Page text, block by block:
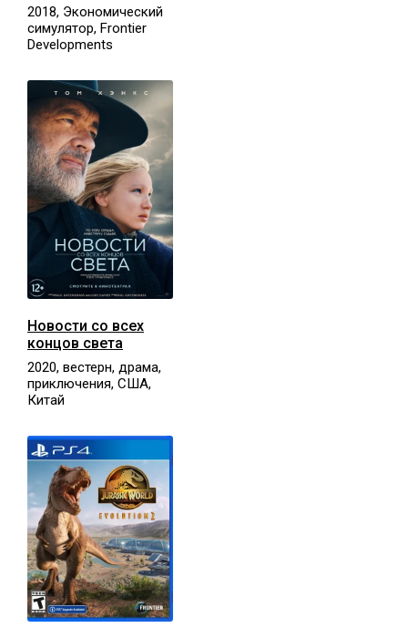
2018, Экономический
симулятор, Frontier
Developments
Новости со всех
концов света
2020, вестерн, драма,
приключения, США,
Китай